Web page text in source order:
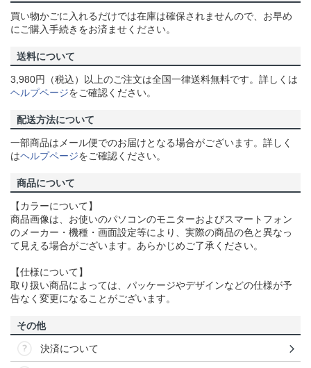
買い物かごに入れるだけでは在庫は確保されませんので、お早め
にご購入手続きをお済ませください。
送料について
3,980円（税込）以上のご注文は全国一律送料無料です。詳しくは
ヘルプページをご確認ください。
配送方法について
一部商品はメール便でのお届けとなる場合がございます。詳しく
はヘルプページをご確認ください。
商品について
【カラーについて】
商品画像は、お使いのパソコンのモニターおよびスマートフォン
のメーカー・機種・画面設定等により、実際の商品の色と異なっ
て見える場合がございます。あらかじめご了承ください。
【仕様について】
取り扱い商品によっては、パッケージやデザインなどの仕様が予
告なく変更になることがございます。
その他
決済について